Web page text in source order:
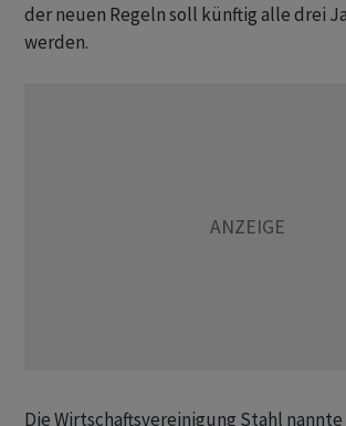
der neuen Regeln soll künftig alle drei
werden.
Die Wirtschaftsvereinigung Stahl nannte